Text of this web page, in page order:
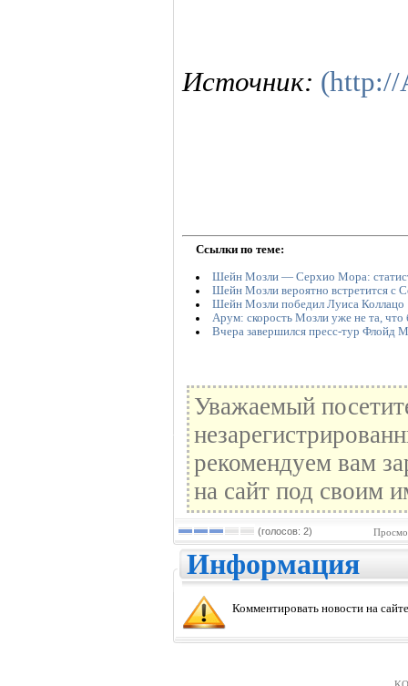
Источник:
Ссылки по теме:
Шейн Мозли — Серхио Мора:
Шейн Мозли вероятно встретится с
Шейн Мозли победил Луиса Коллацо
Арум: скорость Мозли уже не та, что
Вчера завершился пресс-тур Флойд
Уважаемый
рекомендуем вам
на сайт под своим
(голосов: 2)
Информация
Комментировать новости на